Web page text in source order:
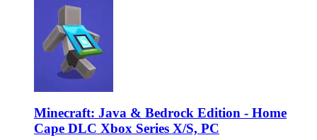
Minecraft: Java & Bedrock Edition - Home
Cape DLC Xbox Series X/S, PC